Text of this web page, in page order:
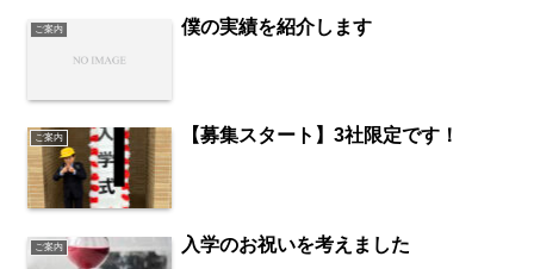
ご案内 僕の実績を紹介します
ご案内 【募集スタート】3社限定です！
ご案内 入学のお祝いを考えました